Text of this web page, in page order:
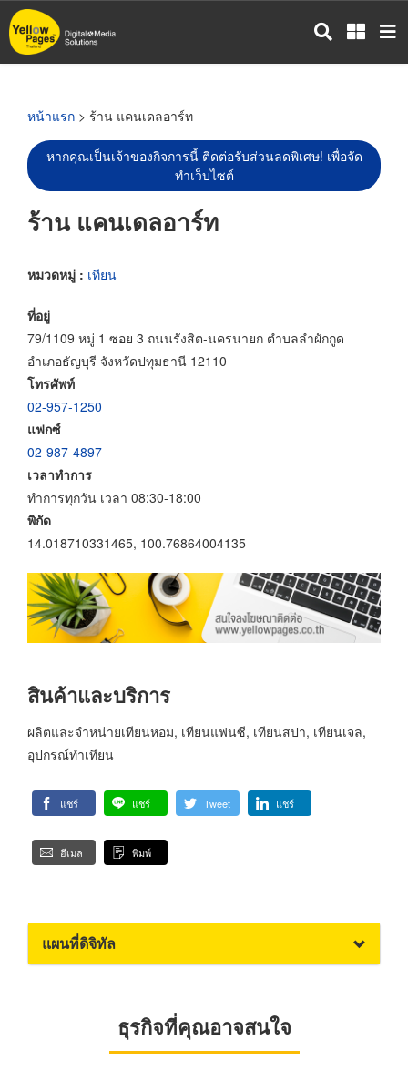
ข้าม
ไป
หน้าแรก > ร้าน แคนเดลอาร์ท
หากคุณเป็นเจ้าของกิจการนี้ ติดต่อรับส่วนลดพิเศษ! เพื่อจัด
ทำเว็บไซต์
ร้าน แคนเดลอาร์ท
หมวดหมู่ : เทียน
ที่อยู่
79/1109 หมู่ 1 ซอย 3 ถนนรังสิต-นครนายก ตำบลลำผักกูด
อำเภอธัญบุรี จังหวัดปทุมธานี 12110
โทรศัพท์
02-957-1250
แฟกซ์
02-987-4897
เวลาทำการ
ทำการทุกวัน เวลา 08:30-18:00
พิกัด
14.018710331465, 100.76864004135
สินค้าและบริการ
ผลิตและจำหน่ายเทียนหอม, เทียนแฟนซี, เทียนสปา, เทียนเจล,
อุปกรณ์ทำเทียน
แชร์ แชร์ Tweet แชร์
อีเมล พิมพ์
แผนที่ดิจิทัล
ธุรกิจที่คุณอาจสนใจ